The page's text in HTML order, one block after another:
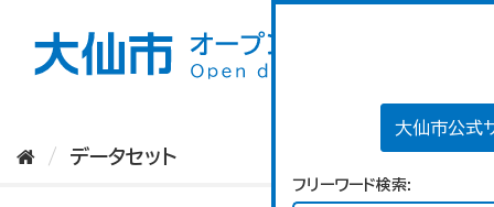
大仙市公式
フリーワード検索
データセット